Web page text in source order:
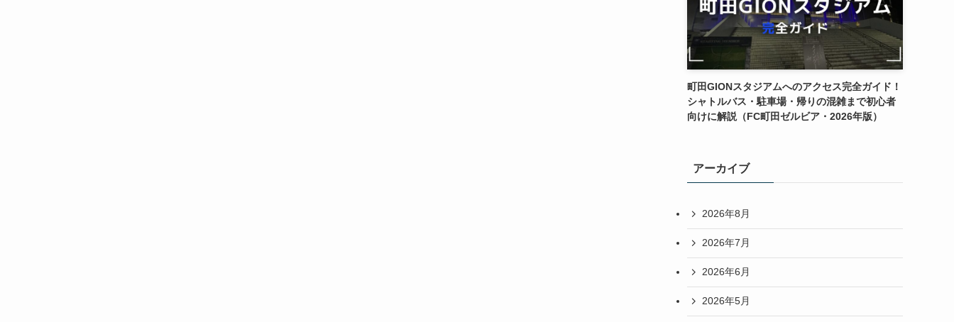
町田GIONスタジアムへのアクセス完全ガイド！
シャトルバス・駐車場・帰りの混雑まで初心者
向けに解説（FC町田ゼルビア・2026年版）
アーカイブ
2026年8月
2026年7月
2026年6月
2026年5月